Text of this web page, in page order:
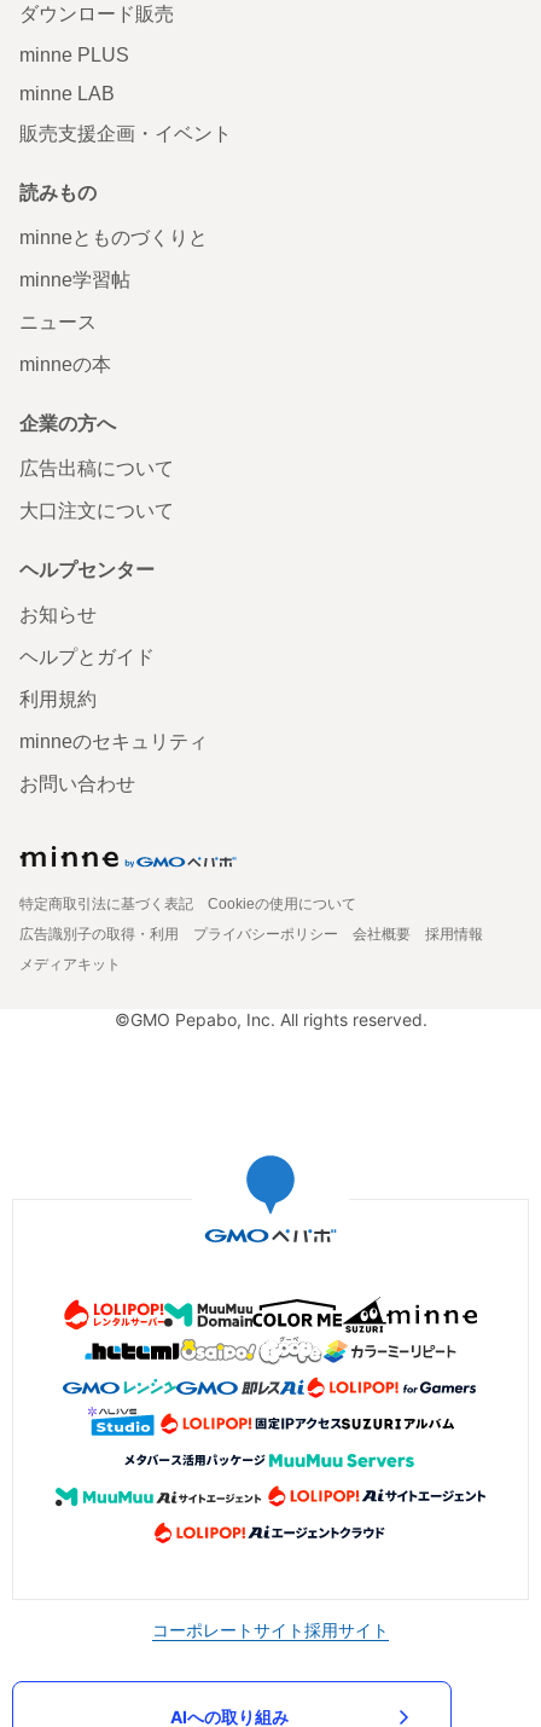
ダウンロード販売
minne PLUS
minne LAB
販売支援企画・イベント
読みもの
minneとものづくりと
minne学習帖
ニュース
minneの本
企業の方へ
広告出稿について
大口注文について
ヘルプセンター
お知らせ
ヘルプとガイド
利用規約
minneのセキュリティ
お問い合わせ
特定商取引法に基づく表記
Cookieの使用について
広告識別子の取得・利用
プライバシーポリシー 会社概要
採用情報
メディアキット
©GMO Pepabo, Inc. All rights reserved.
コーポレートサイト採用サイト
AIへの取り組み